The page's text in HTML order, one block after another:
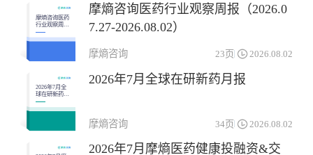
摩熵咨询医药
行业观察周报
（2026.07.27-
2026.08.02）
摩熵咨询医药行业观察周报（2026.0
7.27-2026.08.02）
摩熵咨询 23页 2026.08.02
2026年7月全
球在研新药月
报
2026年7月全球在研新药月报
摩熵咨询 34页 2026.08.02
2026年7月摩熵医药健康投融资&交